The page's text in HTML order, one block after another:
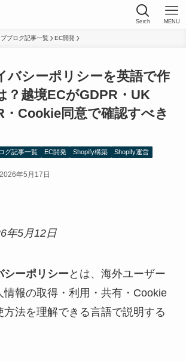
Serch MENU
ブログ記事一覧 EC開発
バシーポリシーを英語で作
？越境ECがGDPR・UK
・Cookie同意で確認すべき
グ記事一覧 EC開発 Shopify構築
Shopify運営
2026年5月17日
年5月12日
シーポリシー とは、海外ユーザー
情報の取得・利用・共有・Cookie
方法を理解できる言語で説明する